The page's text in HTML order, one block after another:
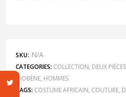
SKU: N/A
CATEGORIES: COLLECTION, DEUX
DIOBÈNE, HOMMES
TAGS: COSTUME AFRICAIN, COUTURE,